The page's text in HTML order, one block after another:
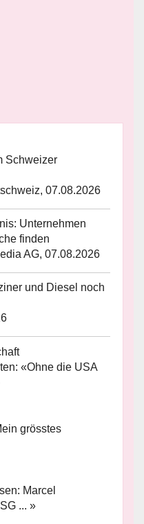
Schweizer
07.08.2026
Unternehmen
finden
AG, 07.08.2026
und Diesel noch
«Ohne die USA
grösstes
Marcel
... »